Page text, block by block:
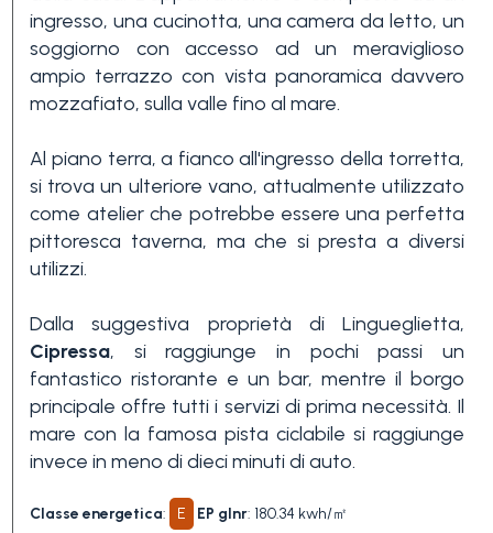
ingresso, una cucinotta, una camera da letto, un
soggiorno con accesso ad un meraviglioso
ampio terrazzo con vista panoramica davvero
mozzafiato, sulla valle fino al mare.
Al piano terra, a fianco all'ingresso della torretta,
si trova un ulteriore vano, attualmente utilizzato
come atelier che potrebbe essere una perfetta
pittoresca taverna, ma che si presta a diversi
utilizzi.
Dalla suggestiva proprietà di Lingueglietta,
Cipressa, si raggiunge in pochi passi un
fantastico ristorante e un bar, mentre il borgo
principale offre tutti i servizi di prima necessità. Il
mare con la famosa pista ciclabile si raggiunge
invece in meno di dieci minuti di auto.
Classe energetica: E EP glnr: 180.34 kwh/㎡
3+
Altre
opzioni
-
multiscelta
Balcone/Terrazzo
Ascensore